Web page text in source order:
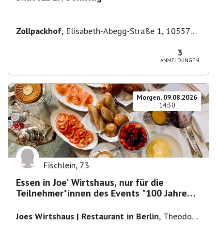
Zollpackhof, Elisabeth-Abegg-Straße 1, 10557
3
ANMELDUNGEN
Morgen, 09.08.2026
14:30
Fischlein, 73
Essen in Joe' Wirtshaus, nur für die
Teilnehmer*innen des Events "100 Jahre
Joes Wirtshaus | Restaurant in Berlin, Theodor-